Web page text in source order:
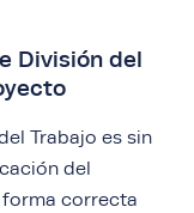
División del
Trabajo es sin
del
forma correcta